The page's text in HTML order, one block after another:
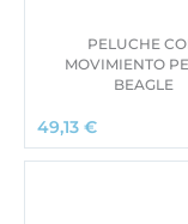
PELUCHE
MOVIMIENTO
BEAGLE
49,13 €